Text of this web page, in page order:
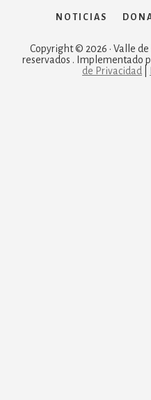
NOTICIAS
Copyright © 2026 · Valle
reservados . Implementado
de Privacidad